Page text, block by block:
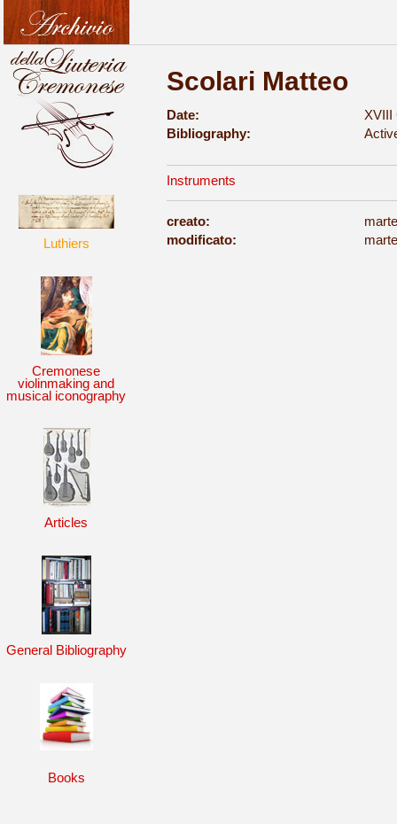
Luthiers
Cremonese
violinmaking and
musical iconography
Articles
General Bibliography
Books
Scolari Matteo
Date:
XVIII
Bibliography:
Instruments
creato:
modificato: